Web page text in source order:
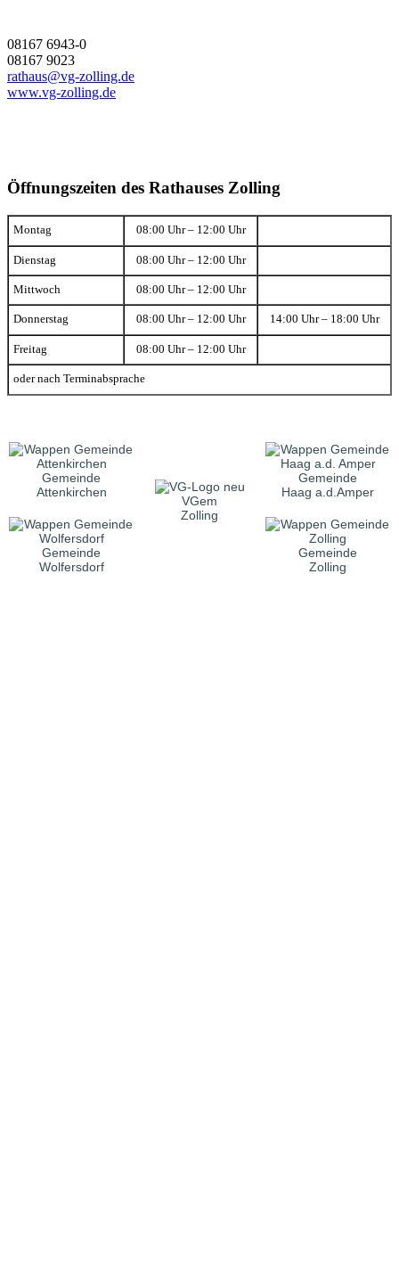
08167 6943-0
08167 9023
rathaus@vg-zolling.de
www.vg-zolling.de
Öffnungszeiten des Rathauses Zolling
Montag 08:00 Uhr – 12:00 Uhr
Dienstag 08:00 Uhr – 12:00 Uhr
Mittwoch 08:00 Uhr – 12:00 Uhr
Donnerstag 08:00 Uhr – 12:00 Uhr 14:00 Uhr – 18:00 Uhr
Freitag 08:00 Uhr – 12:00 Uhr
oder nach Terminabsprache
Gemeinde
Attenkirchen
VGem
Zolling
Gemeinde
Haag a.d.Amper
Gemeinde
Wolfersdorf
Gemeinde
Zolling